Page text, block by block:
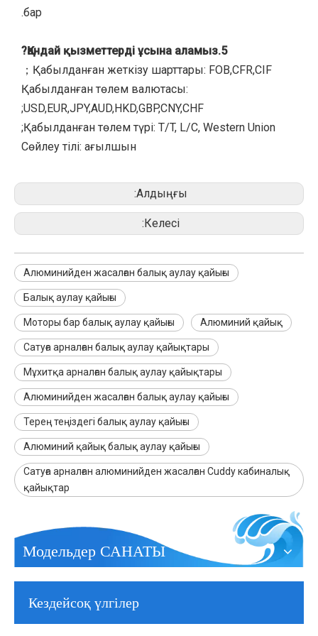
бар.
5.Қандай қызметтерді ұсына аламыз?
Қабылданған жеткізу шарттары: FOB,CFR,CIF；
Қабылданған төлем валютасы:
USD,EUR,JPY,AUD,HKD,GBP,CNY,CHF;
Қабылданған төлем түрі: T/T, L/C, Western Union;
Сөйлеу тілі: ағылшын
Алдыңғы:
Келесі:
Алюминийден жасалған балық аулау қайығы
Балық аулау қайығы
Моторы бар балық аулау қайығы Алюминий қайық
Сатуға арналған балық аулау қайықтары
Мұхитқа арналған балық аулау қайықтары
Алюминийден жасалған балық аулау қайығы
Терең теңіздегі балық аулау қайығы
Алюминий қайық балық аулау қайығы
Сатуға арналған алюминийден жасалған Cuddy кабиналық
қайықтар
Модельдер САНАТЫ
Кездейсоқ үлгілер